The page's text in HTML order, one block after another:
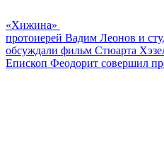
«Хижина»
протоиерей Вадим Леонов и
обсуждали фильм Стюарта
Епископ Феодорит совершил